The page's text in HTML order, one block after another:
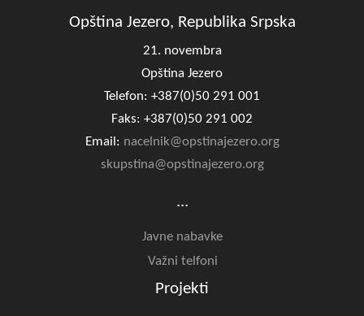
Opština Jezero, Republika Srpska
21. novembra
Opština Jezero
Telefon: +387(0)50 291 001
Faks: +387(0)50 291 002
Email: nacelnik@opstinajezero.org
skupstina@opstinajezero.org
...
Javne nabavke
Važni telfoni
Projekti